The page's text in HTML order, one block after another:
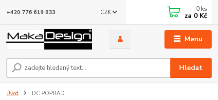
Menu
CZK
Hledat
+420 776 619 833 0 ks
za 0 Kč
Úvod DC POPRAD